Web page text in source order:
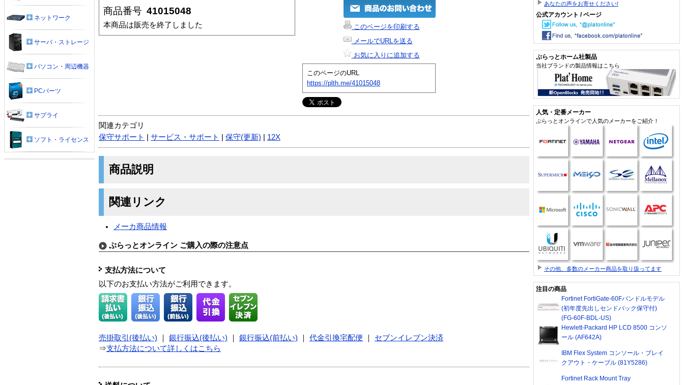
商品番号 41015048
本商品は販売を終了しました
このページを印刷する
メールでURLを送る
お気に入りに追加する
このページのURL
https://plth.me/41015048
関連カテゴリ
保守サポート
サービス・サポート 保守(更新) 12X
商品説明
関連リンク
メーカ商品情報
ぷらっとオンライン ご購入の際の注意点
支払方法について
以下のお支払い方法がご利用できます。
売掛取引(後払い) 銀行振込(後払い) 銀行振込(前払い) 代金引換宅配便
セブンイレブン決済
⇒支払方法について詳しくはこちら
ネットワーク
サーバ・ストレージ
パソコン・周辺機器
PCパーツ
サプライ
ソフト・ライセンス
あなたの声をお寄せください!
公式アカウント / ページ
ぷらっとホーム社製品
当社ブランドの製品情報はこちら
人気・定番メーカー
ぷらっとオンラインで人気のメーカーをご紹介！
その他、多数のメーカー商品を取り扱ってます
注目の商品
Fortinet FortiGate-60Fバンドルモデル
(初年度先出しセンドバック保守付)
(FG-60F-BDL-US)
Hewlett-Packard HP LCD 8500 コンソ
ール (AF642A)
IBM Flex System コンソール・ブレイ
クアウト・ケーブル (81Y5286)
Fortinet Rack Mount Tray